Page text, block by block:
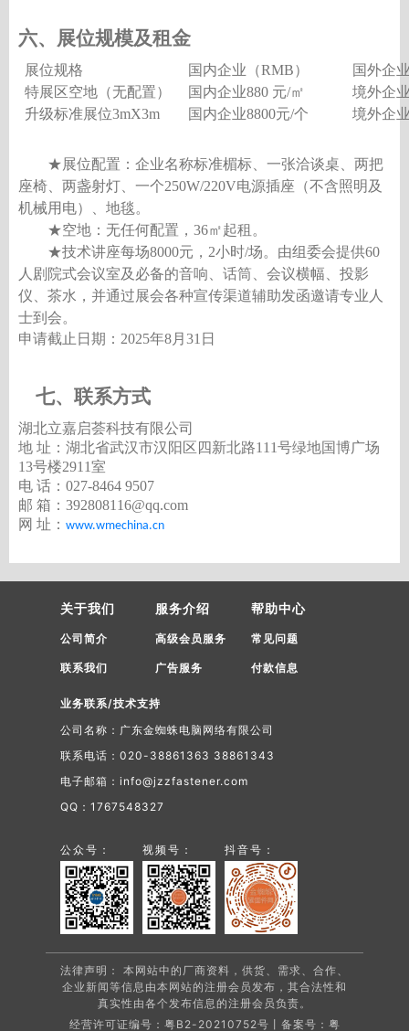
六、展位规模及租金
展位规格 国内企业（RMB）
国外企
特展区空地（无配置）
国内企业880 元/㎡
境外企
升级标准展位3mX3m 国内企业8800元/个 境外企
★展位配置：企业名称标准楣标、一张洽谈桌、两把
座椅、两盏射灯、一个250W/220V电源插座（不含照明及
机械用电）、地毯。
★空地：无任何配置，36㎡起租。
★技术讲座每场8000元，2小时/场。由组委会提供60
人剧院式会议室及必备的音响、话筒、会议横幅、投影
仪、茶水，并通过展会各种宣传渠道辅助发函邀请专业人
士到会。
申请截止日期： 2025年8月 31日
七、联系方式
湖北立嘉启荟科技有限公司
地 址：湖北省武汉市汉阳区四新北路111号绿地国博广场
13号楼2911室
电 话： 027-8464 9507
邮 箱： 392808116@qq.com
网 址： www.wmechina.cn
关于我们
公司简介
联系我们
服务介绍
高级会员服务
广告服务
帮助中心
常见问题
付款信息
业务联系/技术支持
公司名称：广东金蜘蛛电脑网络有限公司
联系电话：020-38861363 38861343
电子邮箱：info@jzzfastener.com
QQ：1767548327
公众号： 视频号： 抖音号：
法律声明： 本网站中的厂商资料，供货、需求、合作、
企业新闻等信息由本网站的注册会员发布，其合法性和
真实性由各个发布信息的注册会员负责。
经营许可证编号：粤B2-20210752号丨备案号： 粤